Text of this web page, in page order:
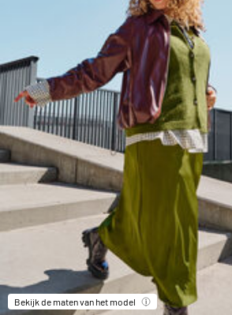
Bekijk de maten van het model